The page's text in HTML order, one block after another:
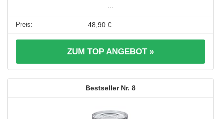
...
48,90 €
ZUM TOP ANGEBOT »
8